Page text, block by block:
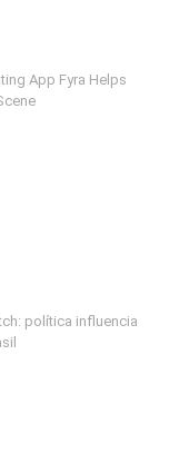
App Fyra Helps
política influencia